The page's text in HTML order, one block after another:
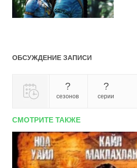
ОБСУЖДЕНИЕ ЗАПИСИ
?
сезонов
?
серии
СМОТРИТЕ ТАКЖЕ